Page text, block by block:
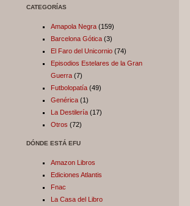
CATEGORÍAS
Amapola Negra (159)
Barcelona Gótica (3)
El Faro del Unicornio (74)
Episodios Estelares de la Gran
Guerra (7)
Futbolopatía (49)
Genérica (1)
La Destilería (17)
Otros (72)
DÓNDE ESTÁ EFU
Amazon Libros
Ediciones Atlantis
Fnac
La Casa del Libro